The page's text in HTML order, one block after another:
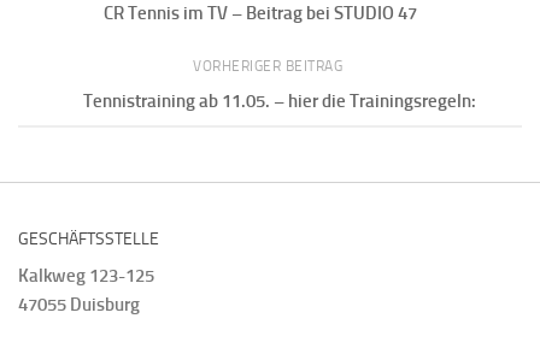
CR Tennis im TV – Beitrag bei STUDIO 47
VORHERIGER BEITRAG
Tennistraining ab 11.05. – hier die Trainingsregeln:
GESCHÄFTSSTELLE
Kalkweg 123-125
47055 Duisburg